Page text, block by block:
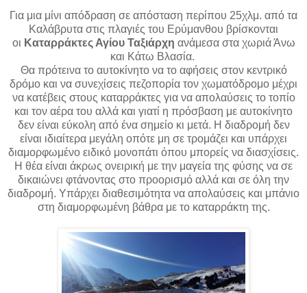
Για μια μίνι απόδραση σε απόσταση περίπου 25χλμ. από τα
Καλάβρυτα στις πλαγιές του Ερύμανθου βρίσκονται
οι Καταρράκτες Αγίου Ταξιάρχη ανάμεσα στα χωριά Άνω
και Κάτω Βλασία.
Θα πρότεινα το αυτοκίνητο να το αφήσεις στον κεντρικό
δρόμο και να συνεχίσεις πεζοπορία τον χωματόδρομο μέχρι
να κατέβεις στους καταρράκτες για να απολαύσεις το τοπίο
και τον αέρα του αλλά και γιατί η πρόσβαση με αυτοκίνητο
δεν είναι εύκολη από ένα σημείο κι μετά. Η διαδρομή δεν
είναι ιδιαίτερα μεγάλη οπότε μη σε τρομάζει και υπάρχει
διαμορφωμένο ειδικό μονοπάτι όπου μπορείς να διασχίσεις.
Η θέα είναι άκρως ονειρική με την μαγεία της φύσης να σε
δικαιώνει φτάνοντας στο προορισμό αλλά και σε όλη την
διαδρομή. Υπάρχει διαθεσιμότητα να απολαύσεις και μπάνιο
στη διαμορφωμένη βάθρα με το καταρράκτη της.